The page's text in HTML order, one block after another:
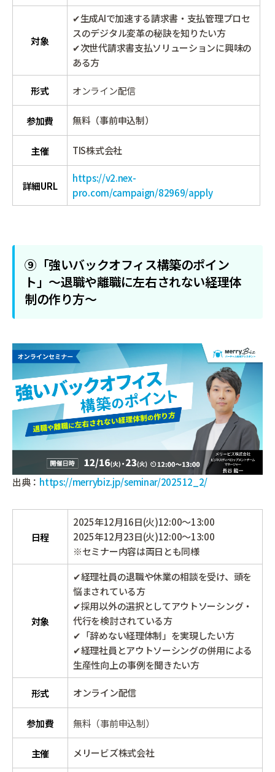
対象
✔生成AIで加速する請求書・支払管理プロセ
スのデジタル変革の秘訣を知りたい方
✔次世代請求書支払ソリューションに興味の
ある方
形式 オンライン配信
参加費 無料（事前申込制）
主催 TIS株式会社
詳細URL
https://v2.nex-
pro.com/campaign/82969/apply
⑨「強いバックオフィス構築のポイン
ト」〜退職や離職に左右されない経理体
制の作り方〜
出典： https://merrybiz.jp/seminar/202512_2/
日程
2025年12月16日(火)12:00～13:00
2025年12月23日(火)12:00～13:00
※セミナー内容は両日とも同様
対象
✔経理社員の退職や休業の相談を受け、頭を
悩まされている方
✔採用以外の選択としてアウトソーシング・
代行を検討されている方
✔「辞めない経理体制」を実現したい方
✔経理社員とアウトソーシングの併用による
生産性向上の事例を聞きたい方
形式 オンライン配信
参加費 無料（事前申込制）
主催 メリービズ株式会社